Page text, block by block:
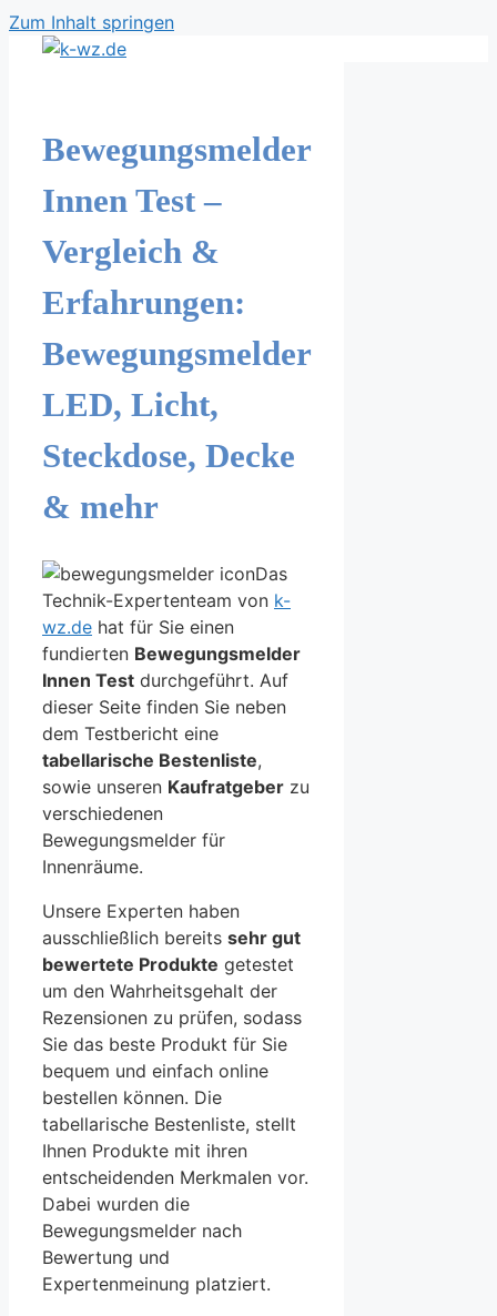
Zum Inhalt springen
Bewegungsmelder
Innen Test –
Vergleich &
Erfahrungen:
Bewegungsmelder
LED, Licht,
Steckdose, Decke
& mehr
Das
Technik-Expertenteam von k-
wz.de hat für Sie einen
fundierten Bewegungsmelder
Innen Test durchgeführt. Auf
dieser Seite finden Sie neben
dem Testbericht eine
tabellarische Bestenliste,
sowie unseren Kaufratgeber zu
verschiedenen
Bewegungsmelder für
Innenräume.
Unsere Experten haben
ausschließlich bereits sehr gut
bewertete Produkte getestet
um den Wahrheitsgehalt der
Rezensionen zu prüfen, sodass
Sie das beste Produkt für Sie
bequem und einfach online
bestellen können. Die
tabellarische Bestenliste, stellt
Ihnen Produkte mit ihren
entscheidenden Merkmalen vor.
Dabei wurden die
Bewegungsmelder nach
Bewertung und
Expertenmeinung platziert.